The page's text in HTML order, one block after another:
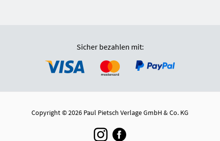
Sicher bezahlen mit:
Copyright © 2026 Paul Pietsch Verlage GmbH & Co. KG